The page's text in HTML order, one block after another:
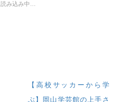
読み込み中…
【高校サッカーから学
ぶ】岡山学芸館の上手さ